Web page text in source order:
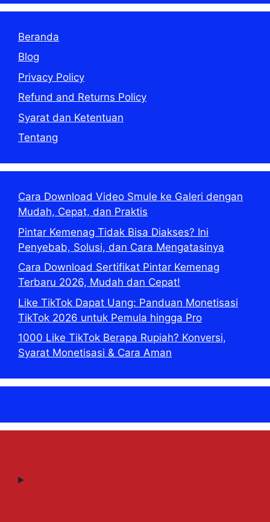
Beranda
Blog
Privacy Policy
Refund and Returns Policy
Syarat dan Ketentuan
Tentang
Cara Download Video Smule ke Galeri dengan
Mudah, Cepat, dan Praktis
Pintar Kemenag Tidak Bisa Diakses? Ini
Penyebab, Solusi, dan Cara Mengatasinya
Cara Download Sertifikat Pintar Kemenag
Terbaru 2026, Mudah dan Cepat!
Like TikTok Dapat Uang: Panduan Monetisasi
TikTok 2026 untuk Pemula hingga Pro
1000 Like TikTok Berapa Rupiah? Konversi,
Syarat Monetisasi & Cara Aman